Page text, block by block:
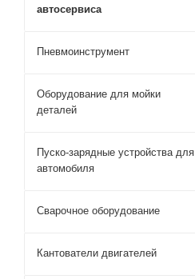
автосервиса
Пневмоинструмент
Оборудование для мойки
деталей
Пуско-зарядные устройства для
автомобиля
Сварочное оборудование
Кантователи двигателей